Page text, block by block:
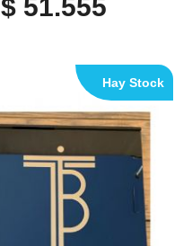
$ 51.555
Hay Stock